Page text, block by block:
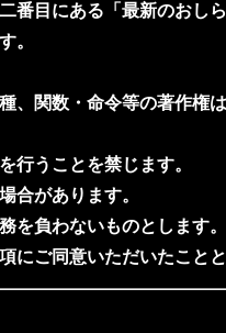
目にある「最新のおし
。
関数・命令等の著作権は
行うことを禁じます。
合があります。
負わないものとします。
ご同意いただいたことと